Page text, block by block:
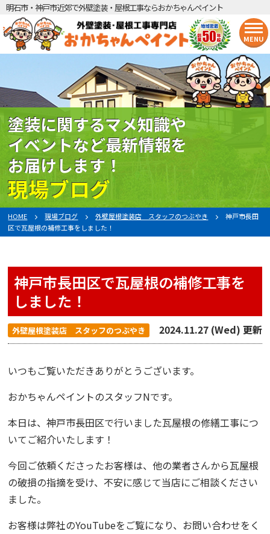
明石市・神戸市近郊で外壁塗装・屋根工事ならおかちゃんペイント
MENU
塗装に関するマメ知識や
イベントなど最新情報を
お届けします！
現場ブログ
HOME 現場ブログ 外壁屋根塗装店 スタッフのつぶやき
神戸市長田
区で瓦屋根の補修工事をしました！
神戸市長田区で瓦屋根の補修工事を
しました！
外壁屋根塗装店 スタッフのつぶやき 2024.11.27 (Wed) 更新
いつもご覧いただきありがとうございます。
おかちゃんペイントのスタッフNです。
本日は、神戸市長田区で行いました瓦屋根の修繕工事につ
いてご紹介いたします！
今回ご依頼くださったお客様は、他の業者さんから瓦屋根
の破損の指摘を受け、不安に感じて当店にご相談ください
ました。
お客様は弊社のYouTubeをご覧になり、お問い合わせをく